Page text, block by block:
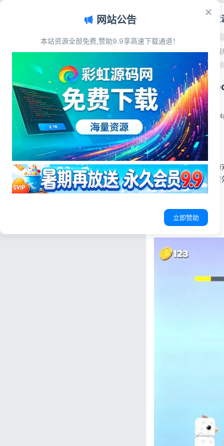
源码资
首页>源码资源>游戏娱
方块鸟冒险
彩虹源码网
2026-06-10
源码简介
方块鸟冒险休闲小
逻辑、场景资源与
次开发。
源码展示
文章目录
源码简介
源码展示
源码下载
网站公告
本站资源全部免费,赞助9.9享高速下载通道！
立即赞助